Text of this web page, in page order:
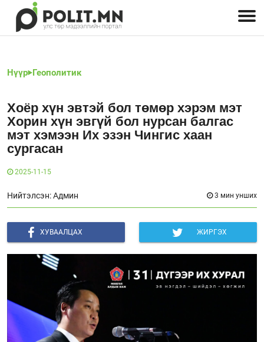
Нүүр Геополитик
Хоёр хүн эвтэй бол төмөр хэрэм мэт
Хорин хүн эвгүй бол нурсан балгас
мэт хэмээн Их эзэн Чингис хаан
сургасан
2025-11-15
Нийтэлсэн: Админ 3 мин унших
ХУВААЛЦАХ ЖИРГЭХ